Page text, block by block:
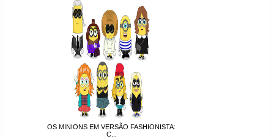
OS MINIONS EM VERSÃO FASHIONISTA:
C...